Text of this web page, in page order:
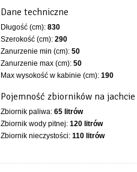
Dane techniczne
Długość (cm): 830
Szerokość (cm): 290
Zanurzenie min (cm): 50
Zanurzenie max (cm): 50
Max wysokość w kabinie (cm): 190
Pojemność zbiorników na jachcie
Zbiornik paliwa: 65 litrów
Zbiornik wody pitnej: 120 litrów
Zbiornik nieczystości: 110 litrów